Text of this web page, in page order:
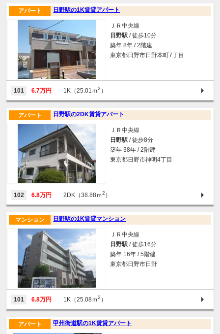
日野駅の1K賃貸アパート
アパート
ＪＲ中央線
日野駅 / 徒歩10分
築年 8年 / 2階建
東京都日野市日野本町7丁目
101 6.7万円 1K（25.01ｍ2 ）
日野駅の2DK賃貸アパート
アパート
ＪＲ中央線
日野駅 / 徒歩8分
築年 38年 / 2階建
東京都日野市神明4丁目
102 6.8万円 2DK（38.88ｍ2 ）
日野駅の1K賃貸マンション
マンション
ＪＲ中央線
日野駅 / 徒歩16分
築年 16年 / 5階建
東京都日野市日野
101 6.8万円 1K（25.08ｍ2 ）
甲州街道駅の1K賃貸アパート
アパート